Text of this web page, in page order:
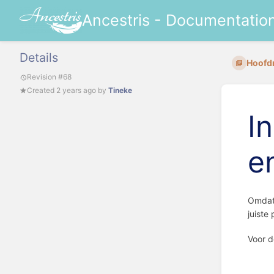
Ancestris -
Details
Revision #68
Created 2 years ago by Tineke
juiste
Voor